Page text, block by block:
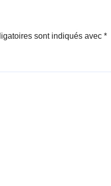
sont indiqués avec *